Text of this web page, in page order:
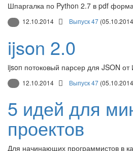
Шпаргалка по Python 2.7 в pdf
12.10.2014 Выпуск 47
ijson 2.0
ijson потоковый парсер для JSON
12.10.2014 Выпуск 47
5 идей для
проектов
Для начинающих программистов в